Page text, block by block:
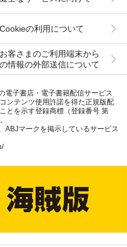
Cookieの利用について
お客さまのご利用端末から
の情報の外部送信について
電子書店・電子書籍配信サービス
ンテンツ使用許諾を得た正規版配
とを示す登録商標（登録番号 第
ABJマークを掲示しているサービス